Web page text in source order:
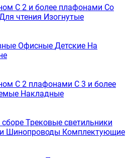
С 2 и более плафонами Со
чтения Изогнутые
Офисные Детские На
С 2 плафонами С 3 и более
Накладные
Трековые светильники
Шинопроводы Комплектующие